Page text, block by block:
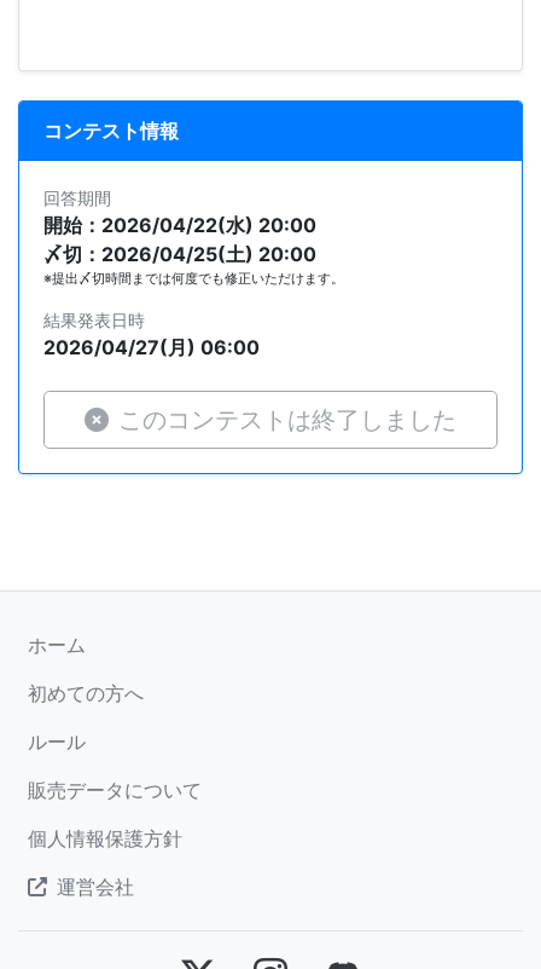
コンテスト情報
回答期間
開始：2026/04/22(水) 20:00
〆切：2026/04/25(土) 20:00
※提出〆切時間までは何度でも修正いただけます。
結果発表日時
2026/04/27(月) 06:00
このコンテストは終了しました
ホーム
初めての方へ
ルール
販売データについて
個人情報保護方針
運営会社